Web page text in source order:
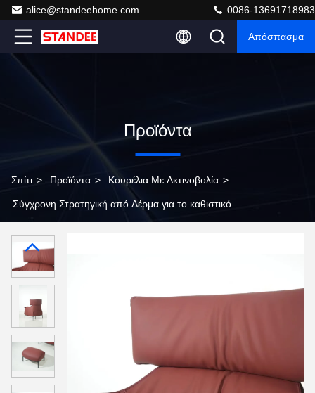
alice@standeehome.com 0086-13691718983
Απόσπασμα
Προϊόντα
Σπίτι > Προϊόντα > Κουρέλια Με Ακτινοβολία >
Σύγχρονη Στρατηγική από Δέρμα για το καθιστικό